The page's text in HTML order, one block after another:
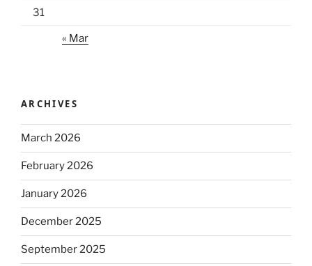
31
« Mar
ARCHIVES
March 2026
February 2026
January 2026
December 2025
September 2025